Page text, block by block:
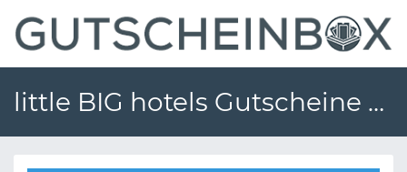
little BIG hotels Gutscheine und Gutscheincodes